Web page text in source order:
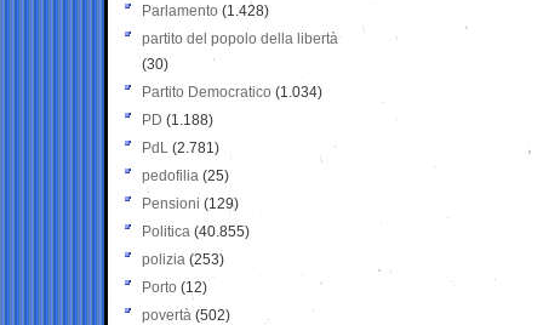
Parlamento (1.428)
partito del popolo della libertà
(30)
Partito Democratico (1.034)
PD (1.188)
PdL (2.781)
pedofilia (25)
Pensioni (129)
Politica (40.855)
polizia (253)
Porto (12)
povertà (502)